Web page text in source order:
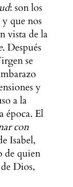
: son los
que nos
vista de la
. Después
se
y
a la
época. El
con
Isabel,
de quien
Dios,